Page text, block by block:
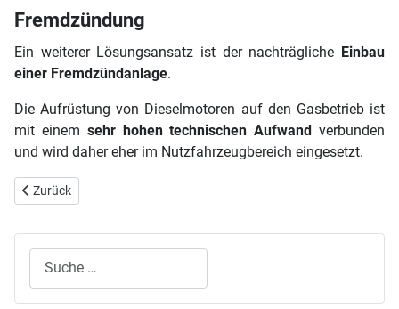
Fremdzündung
Ein weiterer Lösungsansatz ist der nachträgliche Einbau
einer Fremdzündanlage.
Die Aufrüstung von Dieselmotoren auf den Gasbetrieb ist
mit einem sehr hohen technischen Aufwand verbunden
und wird daher eher im Nutzfahrzeugbereich eingesetzt.
Vorheriger Beitrag: FAQ: Können auch 2 Gastanks eingebaut
Zurück
Suchen